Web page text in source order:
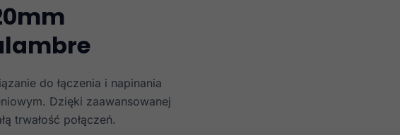
do łączenia i napinania
Dzięki zaawansowanej
trwałość połączeń.